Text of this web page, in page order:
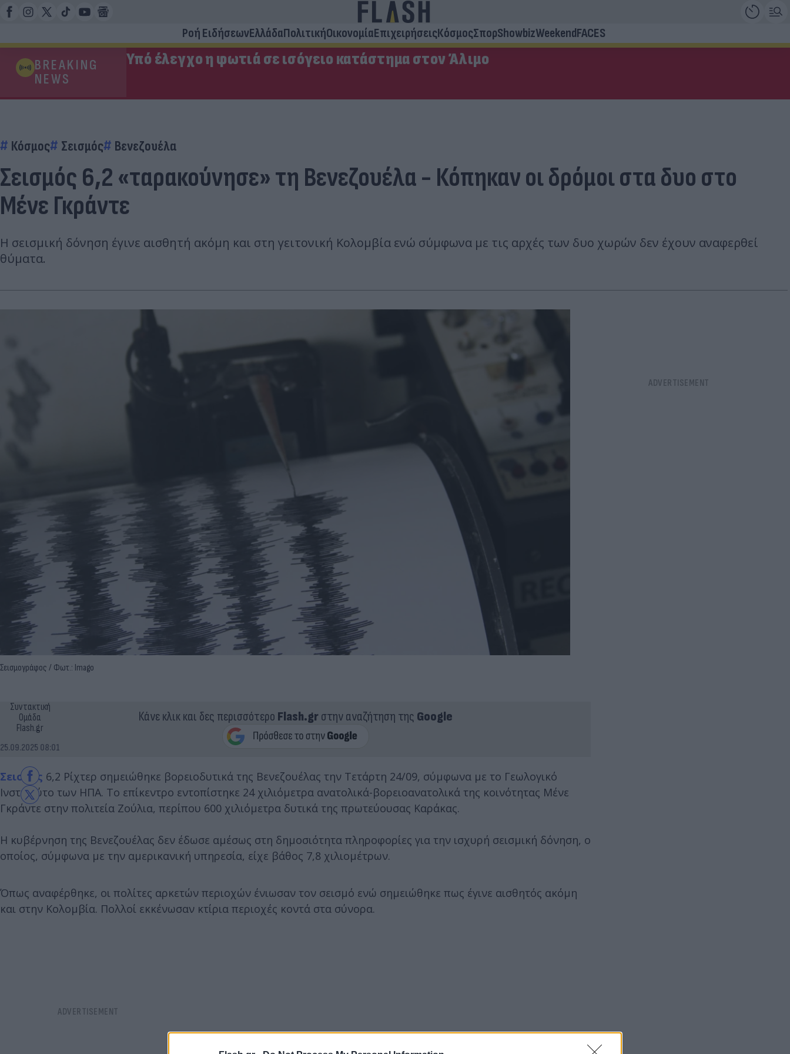
Ροή ΕιδήσεωνΕλλάδαΠολιτικήΟικονομίαΕπιχειρήσειςΚόσμοςΣπορShowbizWeekendFACES
BREAKING
NEWS
Υπό έλεγχο η φωτιά σε ισόγειο κατάστημα στον Άλιμο
Κόσμος Σεισμός Βενεζουέλα
Σεισμός 6,2 «ταρακούνησε» τη Βενεζουέλα - Κόπηκαν οι δρόμοι στα δυο στο
Μένε Γκράντε
Η σεισμική δόνηση έγινε αισθητή ακόμη και στη γειτονική Κολομβία ενώ σύμφωνα με τις αρχές των δυο χωρών δεν έχουν αναφερθεί
θύματα.
Σεισμογράφος / Φωτ.: Imago
Συντακτική
Ομάδα
Flash.gr
25.09.2025 08:01
Κάνε κλικ και δες περισσότερο Flash.grστην αναζήτηση της Google
Σεισμός 6,2 Ρίχτερ σημειώθηκε βορειοδυτικά της Βενεζουέλας την Τετάρτη 24/09, σύμφωνα με το Γεωλογικό
Ινστιτούτο των ΗΠΑ. Το επίκεντρο εντοπίστηκε 24 χιλιόμετρα ανατολικά-βορειοανατολικά της κοινότητας Μένε
Γκράντε στην πολιτεία Ζούλια, περίπου 600 χιλιόμετρα δυτικά της πρωτεύουσας Καράκας.
Η κυβέρνηση της Βενεζουέλας δεν έδωσε αμέσως στη δημοσιότητα πληροφορίες για την ισχυρή σεισμική δόνηση, ο
οποίος, σύμφωνα με την αμερικανική υπηρεσία, είχε βάθος 7,8 χιλιομέτρων.
Όπως αναφέρθηκε, οι πολίτες αρκετών περιοχών ένιωσαν τον σεισμό ενώ σημειώθηκε πως έγινε αισθητός ακόμη
και στην Κολομβία. Πολλοί εκκένωσαν κτίρια περιοχές κοντά στα σύνορα.